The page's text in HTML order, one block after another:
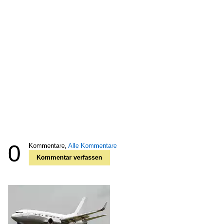
0 Kommentare, Alle Kommentare
Kommentar verfassen